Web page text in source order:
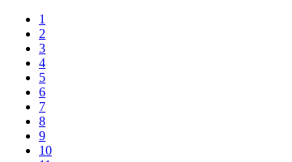
1
2
3
4
5
6
7
8
9
10